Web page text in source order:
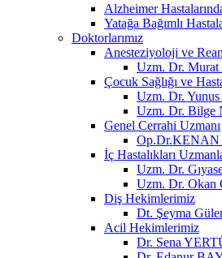
Alzheimer
Yatağa Bağımlı
Doktorlarımız
Anesteziyoloji ve
Uzm. Dr.
Çocuk Sağlığı ve
Uzm. Dr.
Uzm. Dr.
Genel Cerrahi Uzmanı
İç Hastalıkları
Uzm. Dr.
Uzm. Dr. Okan
Diş Hekimlerimiz
Dt. Şeyma
Acil Hekimlerimiz
Dr. Sena